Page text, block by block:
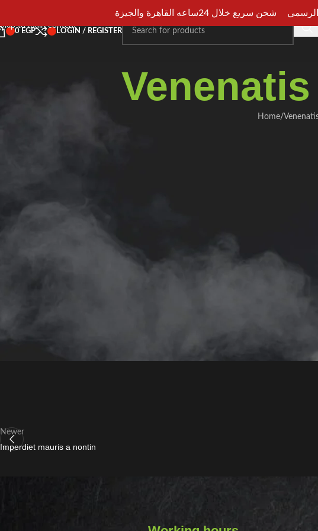
Skip to main content
0 EGP LOGIN / REGISTER
Home
Newer
Imperdiet mauris a nontin
شحن سريع خلال 24ساعه القاهرة والجيزة